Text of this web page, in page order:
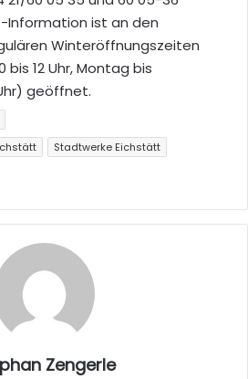
Information ist an den
Winteröffnungszeiten
bis 12 Uhr, Montag bis
geöffnet.
Stadtwerke Eichstätt
Zengerle